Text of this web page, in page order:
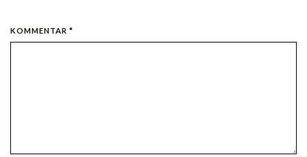
KOMMENTAR *